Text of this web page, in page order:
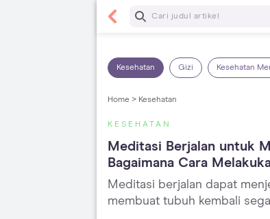
Baca Selanjutnya
Kesehatan Gizi Kesehatan
Home > Kesehatan
KESEHATAN
Meditasi Berjalan untuk
Bagaimana Cara
Meditasi berjalan dapat
membuat tubuh kembali